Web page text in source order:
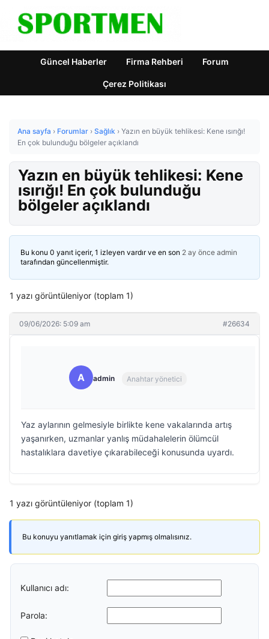
Güncel Haberler Firma Rehberi Forum
Çerez Politikası
Ana sayfa › Forumlar › Sağlık › Yazın en büyük tehlikesi: Kene ısırığı!
En çok bulunduğu bölgeler açıklandı
Yazın en büyük tehlikesi: Kene
ısırığı! En çok bulunduğu
bölgeler açıklandı
Bu konu 0 yanıt içerir, 1 izleyen vardır ve en son 2 ay önce admin
tarafından güncellenmiştir.
1 yazı görüntüleniyor (toplam 1)
09/06/2026: 5:09 am #26634
A admin Anahtar yönetici
Yaz aylarının gelmesiyle birlikte kene vakalarında artış
yaşanırken, uzmanlar yanlış müdahalelerin ölümcül
hastalıklara davetiye çıkarabileceği konusunda uyardı.
1 yazı görüntüleniyor (toplam 1)
Bu konuyu yanıtlamak için giriş yapmış olmalısınız.
Kullanıcı adı:
Parola: